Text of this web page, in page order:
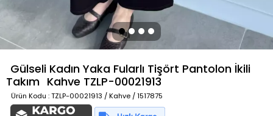
Gülseli Kadın Yaka Fularlı Tişört Pantolon İkili
Takım Kahve TZLP-00021913
Ürün Kodu : TZLP-00021913 / Kahve / 1517875